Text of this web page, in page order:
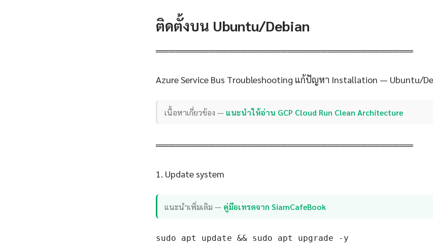
ติดตั้งบน Ubuntu/Debian
═══════════════════════════════════════
Azure Service Bus Troubleshooting แก้ปัญหา Installation — Ubuntu/
เนื้อหาเกี่ยวข้อง — แนะนำให้อ่าน GCP Cloud Run Clean Architecture
═══════════════════════════════════════
1. Update system
แนะนำเพิ่มเติม — คู่มือเทรดจาก SiamCafeBook
sudo apt update && sudo apt upgrade -y